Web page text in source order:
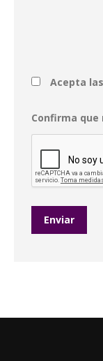
Acepta
Confirma